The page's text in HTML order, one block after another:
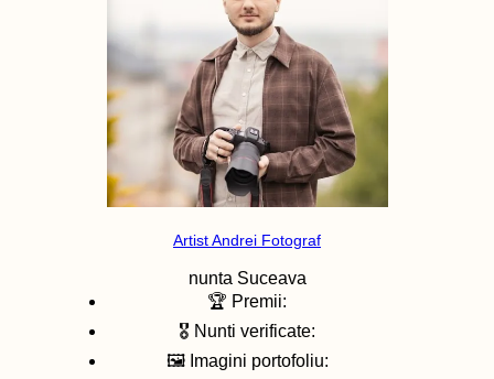
Artist Andrei Fotograf
nunta Suceava
🏆 Premii:
🎖️ Nunti verificate:
🖼️ Imagini portofoliu: